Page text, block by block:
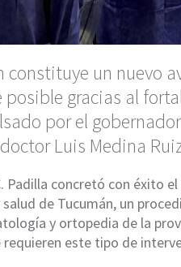
constituye un nuevo
posible gracias al
por el
Luis Medina
Padilla concretó con éxito
de Tucumán, un
y ortopedia de la
requieren este tipo de